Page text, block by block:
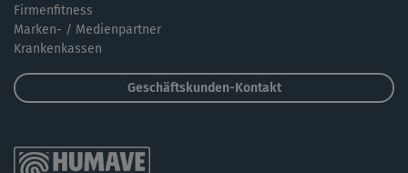
Firmenfitness
Marken- / Medienpartner
Krankenkassen
Geschäftskunden-Kontakt